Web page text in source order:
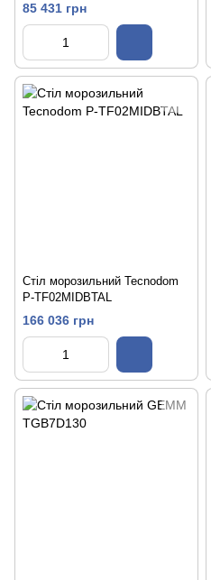
85 431 грн
Стіл морозильний Tecnodom
P-TF02MIDBTAL
166 036 грн